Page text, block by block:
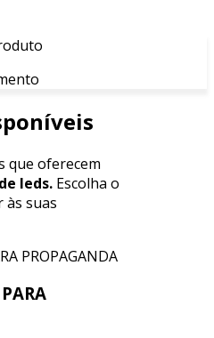
que oferecem
leds. Escolha o
às suas